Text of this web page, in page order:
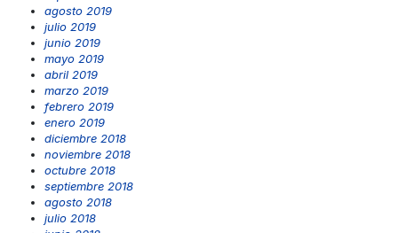
agosto 2019
julio 2019
junio 2019
mayo 2019
abril 2019
marzo 2019
febrero 2019
enero 2019
diciembre 2018
noviembre 2018
octubre 2018
septiembre 2018
agosto 2018
julio 2018